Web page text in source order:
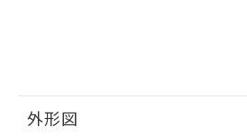
外形図
物質の対応では、対応完了
荷製品に未対応品が混在する